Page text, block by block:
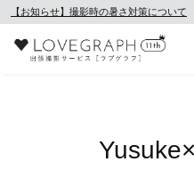
【お知らせ】撮影時の暑さ対策について